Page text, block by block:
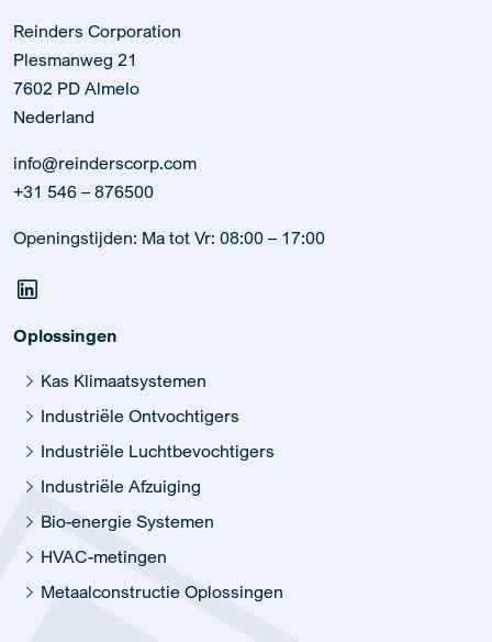
Reinders Corporation
Plesmanweg 21
7602 PD Almelo
Nederland
info@reinderscorp.com
+31 546 – 876500
Openingstijden: Ma tot Vr: 08:00 – 17:00
Oplossingen
Kas Klimaatsystemen
Industriële Ontvochtigers
Industriële Luchtbevochtigers
Industriële Afzuiging
Bio-energie Systemen
HVAC-metingen
Metaalconstructie Oplossingen